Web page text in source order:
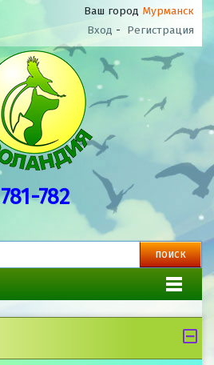
Ваш город Мурманск
Вход - Регистрация
781-782